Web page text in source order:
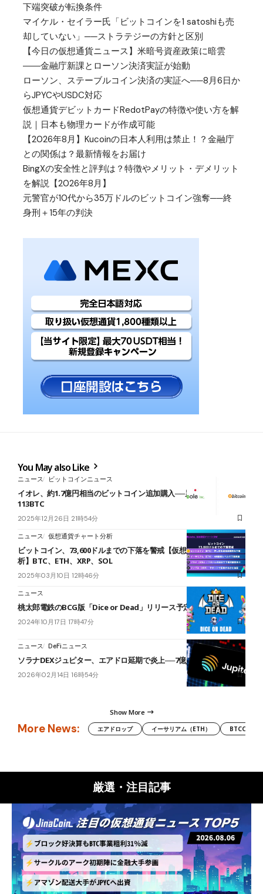
下端突破が転換条件
マイケル・セイラー氏「ビットコインを1 satoshiも売
却していない」──ストラテジーの方針と区別
【今日の仮想通貨ニュース】米暗号資産政策に暗雲
――金融庁新課とローソン決済実証が始動
ローソン、ステーブルコイン決済の実証へ──8月6日か
らJPYCやUSDC対応
仮想通貨デビットカードRedotPayの特徴や使い方を解
説｜日本も物理カードが作成可能
【2026年8月】Kucoinの日本人利用は禁止！？金融庁
との関係は？最新情報をお届け
BingXの安全性と評判は？特徴やメリット・デメリット
を解説【2026年8月】
元警官が10代から35万ドルのビットコイン強奪──終
身刑＋15年の判決
You May also Like
ニュース ビットコインニュース
イオレ、約1.7億円相当のビットコイン追加購入──累計保有量
113BTC
2025年12月26日 21時54分
ニュース 仮想通貨チャート分析
ビットコイン、73,600ドルまでの下落を警戒【仮想通貨チャート分
析】BTC、ETH、XRP、SOL
2025年03月10日 12時46分
ニュース
桃太郎電鉄のBCG版「Dice or Dead」リリース予定
2024年10月17日 17時47分
ニュース DeFiニュース
ソラナDEXジュピター、エアドロ延期で炎上──7億JUP巡り投票
2026年02月14日 16時54分
Show More
More News: エアドロップ イーサリアム（ETH） BTCC
厳選・注目記事